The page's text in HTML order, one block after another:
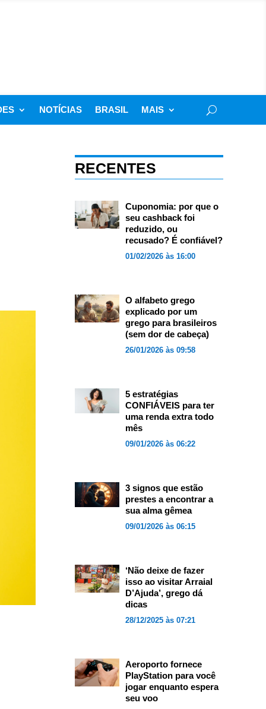
NOTÍCIAS BRASIL MAIS
RECENTES
Cuponomia: por que o
seu cashback foi
reduzido, ou
recusado? É confiável?
01/02/2026 às 16:00
O alfabeto grego
explicado por um
grego para brasileiros
(sem dor de cabeça)
26/01/2026 às 09:58
5 estratégias
CONFIÁVEIS para ter
uma renda extra todo
mês
09/01/2026 às 06:22
3 signos que estão
prestes a encontrar a
sua alma gêmea
09/01/2026 às 06:15
‘Não deixe de fazer
isso ao visitar Arraial
D’Ajuda’, grego dá
dicas
28/12/2025 às 07:21
Aeroporto fornece
PlayStation para você
jogar enquanto espera
seu voo